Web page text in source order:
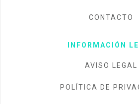
CONTACTO
INFORMACIÓN
AVISO LEGAL
POLÍTICA DE